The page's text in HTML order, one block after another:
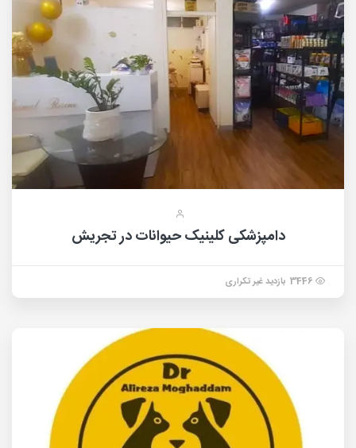
دامپزشکی کلینیک حیوانات در تجریش
3446 بازدید غیر تکراری